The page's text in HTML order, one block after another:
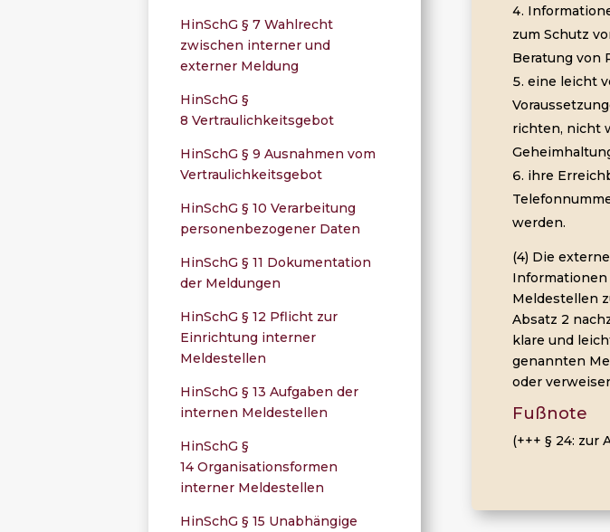
HinSchG § 7 Wahlrecht
zwischen interner und
externer Meldung
HinSchG §
8 Vertraulichkeitsgebot
HinSchG § 9 Ausnahmen vom
Vertraulichkeitsgebot
HinSchG § 10 Verarbeitung
personenbezogener Daten
HinSchG § 11 Dokumentation
der Meldungen
HinSchG § 12 Pflicht zur
Einrichtung interner
Meldestellen
HinSchG § 13 Aufgaben der
internen Meldestellen
HinSchG §
14 Organisationsformen
interner Meldestellen
HinSchG § 15 Unabhängige
zum Schutz
Beratung von
eine leicht
richten, nicht
ihre
werden.
(4) Die
Meldestellen
Absatz 2
klare und
genannten
oder
Fußnote
(+++ § 24: zur